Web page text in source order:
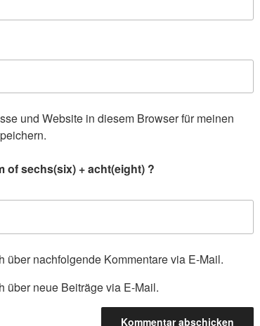
und Website in diesem Browser für meinen
of sechs(six) + acht(eight) ?
über nachfolgende Kommentare via E-Mail.
über neue Beiträge via E-Mail.